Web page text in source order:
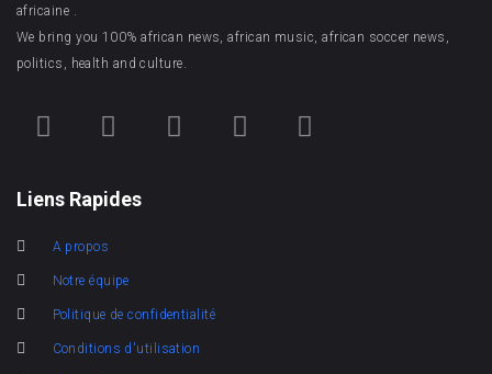
africaine .
We bring you 100% african news, african music, african soccer news,
politics, health and culture.
Liens Rapides
A propos
Notre équipe
Politique de confidentialité
Conditions d'utilisation